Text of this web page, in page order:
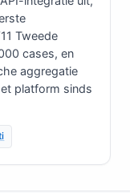
Tweede
cases, en
aggregatie
platform sinds